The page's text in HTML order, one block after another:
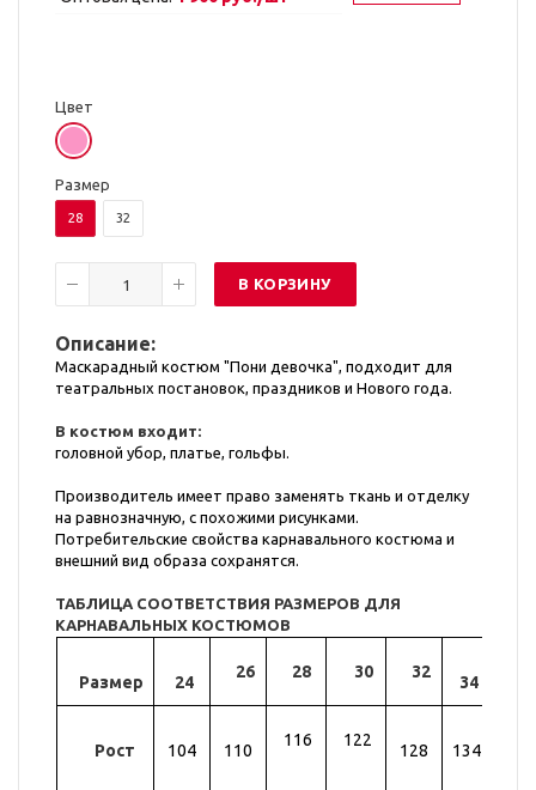
Цвет
Размер
28 32
В КОРЗИНУ
Описание:
Маскарадный костюм "Пони девочка", подходит для
театральных постановок, праздников и Нового года.
В костюм входит:
головной убор, платье, гольфы.
Производитель имеет право заменять ткань и отделку
на равнозначную, с похожими рисунками.
Потребительские свойства карнавального костюма и
внешний вид образа сохранятся.
ТАБЛИЦА СООТВЕТСТВИЯ РАЗМЕРОВ ДЛЯ
КАРНАВАЛЬНЫХ КОСТЮМОВ
Размер 24
26 28 30 32
34
Рост 104 110
116 122
128 134